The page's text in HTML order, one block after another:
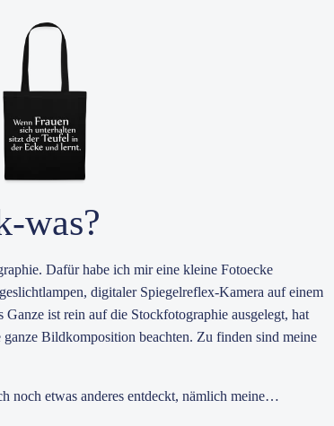
was?
Dafür habe ich mir eine kleine Fotoecke
digitaler Spiegelreflex-Kamera auf einem
ist rein auf die Stockfotographie ausgelegt, hat
Bildkomposition beachten. Zu finden sind meine
noch etwas anderes entdeckt, nämlich meine…